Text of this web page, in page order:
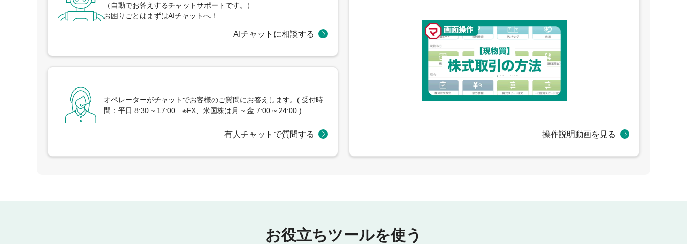
（自動でお答えするチャットサポートです。）
お困りごとはまずはAIチャットへ！
AIチャットに相談する
オペレーターがチャットでお客様のご質問にお答えします。( 受付時
間：平日 8:30 ~ 17:00 ※FX、米国株は月 ~ 金 7:00 ~ 24:00 )
有人チャットで質問する 操作説明動画を見る
お役立ちツールを使う